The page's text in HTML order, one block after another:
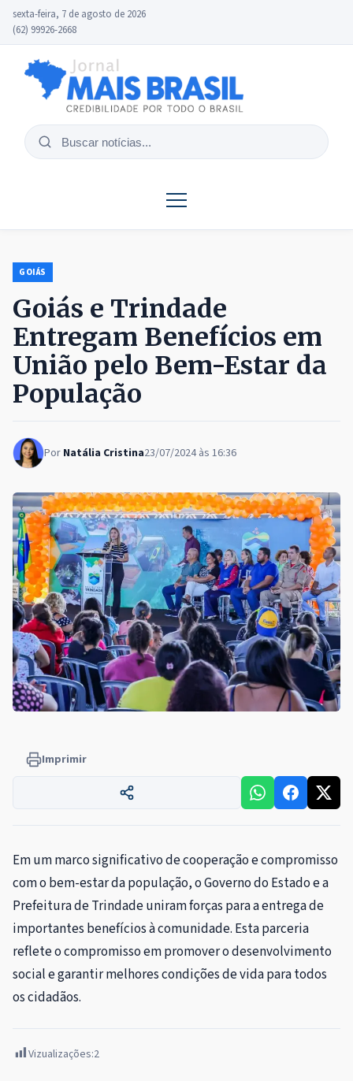
sexta-feira, 7 de agosto de 2026
(62) 99926-2668
Buscar
GOIÁS
Goiás e Trindade
Entregam Benefícios em
União pelo Bem-Estar da
População
Por Natália Cristina23/07/2024 às 16:36
Imprimir
Em um marco significativo de cooperação e compromisso
com o bem-estar da população, o Governo do Estado e a
Prefeitura de Trindade uniram forças para a entrega de
importantes benefícios à comunidade. Esta parceria
reflete o compromisso em promover o desenvolvimento
social e garantir melhores condições de vida para todos
os cidadãos.
Vizualizações:2